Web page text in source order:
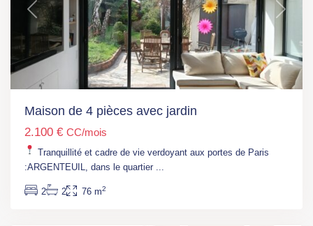
Previous Next
Maison de 4 pièces avec jardin
2.100 € CC/mois
Tranquillité et cadre de vie verdoyant aux portes de Paris
:ARGENTEUIL, dans le quartier ...
2 2 76 m2
Ile
de
France
de
Villeneuve
(RER
D),
Saint-